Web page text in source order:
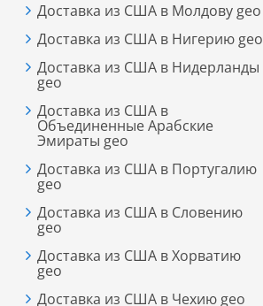
Доставка из США в Молдову geo
Доставка из США в Нигерию geo
Доставка из США в Нидерланды
geo
Доставка из США в
Объединенные Арабские
Эмираты geo
Доставка из США в Португалию
geo
Доставка из США в Словению
geo
Доставка из США в Хорватию
geo
Доставка из США в Чехию geo